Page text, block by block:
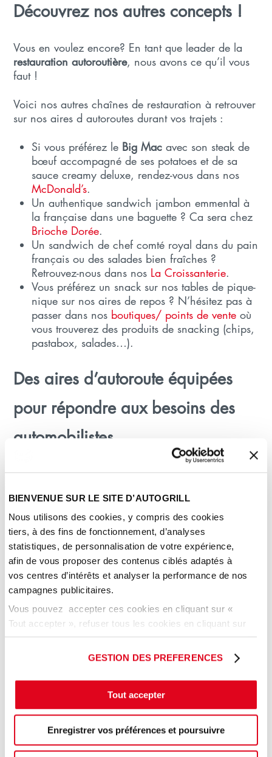
BIENVENUE SUR LE SITE D’AUTOGRILL
Nous utilisons des cookies, y compris des cookies
tiers, à des fins de fonctionnement, d’analyses
statistiques, de personnalisation de votre expérience,
afin de vous proposer des contenus ciblés adaptés à
vos centres d’intérêts et analyser la performance de nos
campagnes publicitaires.
Vous pouvez accepter ces cookies en cliquant sur «
Tout accepter », refuser tous les cookies en cliquant sur
« tout refuser » ou cliquer sur « Paramétrer les cookies
» pour gérer vos préférences.GESTION DES PREFERENCES
Tout accepter
Enregistrer vos préférences et poursuivre
Découvrez nos autres concepts !
Vous en voulez encore? En tant que leader de la
restauration autoroutière, nous avons ce qu’il vous
faut !
Voici nos autres chaînes de restauration à retrouver
sur nos aires d autoroutes durant vos trajets :
Si vous préférez le Big Mac avec son steak de
bœuf accompagné de ses potatoes et de sa
sauce creamy deluxe, rendez-vous dans nos
McDonald’s.
Un authentique sandwich jambon emmental à
la française dans une baguette ? Ca sera chez
Brioche Dorée.
Un sandwich de chef comté royal dans du pain
français ou des salades bien fraîches ?
Retrouvez-nous dans nos La Croissanterie.
Vous préférez un snack sur nos tables de pique-
nique sur nos aires de repos ? N’hésitez pas à
passer dans nos boutiques/ points de vente où
vous trouverez des produits de snacking (chips,
pastabox, salades…).
Des aires d’autoroute équipées
pour répondre aux besoins des
automobilistes
En vous rendant sur une aire de repos Autogrill,
votre disposition:
Parking
Bornes de rechargement
Stations-services
Jeux pour enfants
Boutique
Tables de pique-nique
Chaîne de restauration
Sandwicherie
Toilettes…
A très bientôt sur nos aires de services et… Bon
appétit !